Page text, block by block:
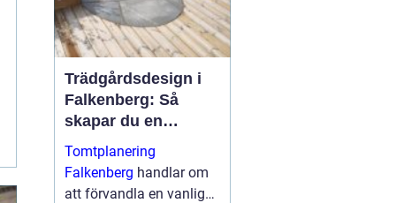
Trädgårdsdesign i
Falkenberg: Så
skapar du en
genomtänkt
trädgård som håller
över tid
Tomtplanering
Falkenberg handlar om
att förvandla en vanlig